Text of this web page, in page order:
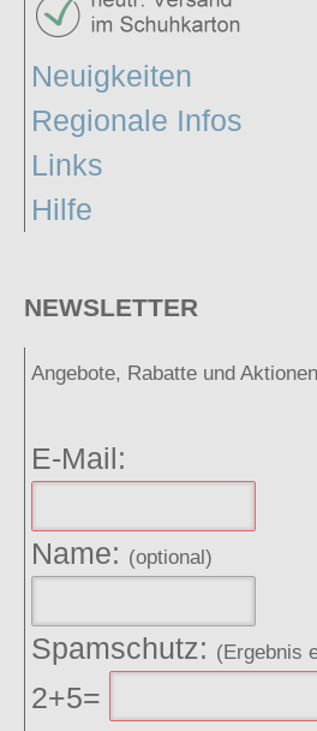
Neuigkeiten
Regionale Infos
Links
Hilfe
NEWSLETTER
Angebote, Rabatte und
E-Mail:
Name: (optional)
Spamschutz: (Ergebnis
2+5=